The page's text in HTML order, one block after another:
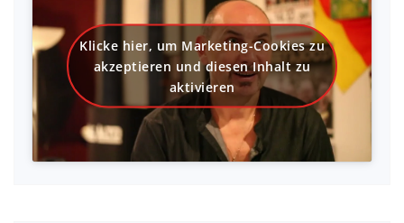
Klicke hier, um Marketing-Cookies zu
akzeptieren und diesen Inhalt zu
aktivieren